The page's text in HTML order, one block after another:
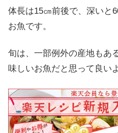
体長は15㎝前後で、深いと
お魚です。
旬は、一部例外の産地もあ
味しいお魚だと思って良い